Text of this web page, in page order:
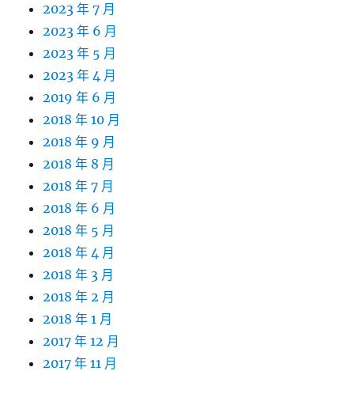
2023 年 7 月
2023 年 6 月
2023 年 5 月
2023 年 4 月
2019 年 6 月
2018 年 10 月
2018 年 9 月
2018 年 8 月
2018 年 7 月
2018 年 6 月
2018 年 5 月
2018 年 4 月
2018 年 3 月
2018 年 2 月
2018 年 1 月
2017 年 12 月
2017 年 11 月